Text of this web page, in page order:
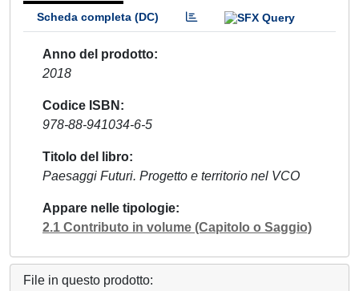
Scheda completa (DC)
Anno del prodotto
2018
Codice ISBN
978-88-941034-6-5
Titolo del libro
Paesaggi Futuri. Progetto e territorio nel VCO
Appare nelle tipologie
2.1 Contributo in volume (Capitolo o Saggio)
File in questo prodotto: